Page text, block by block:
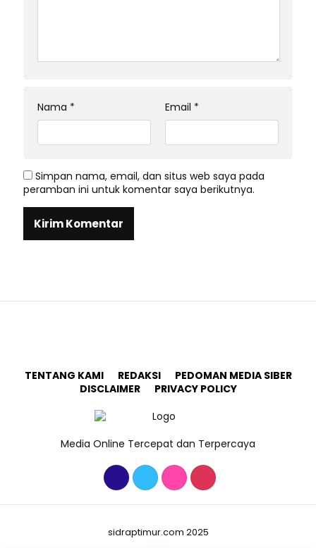
Nama * Email *
Simpan nama, email, dan situs web saya pada
peramban ini untuk komentar saya berikutnya.
TENTANG KAMI REDAKSI
PEDOMAN MEDIA SIBER
DISCLAIMER
PRIVACY POLICY
Media Online Tercepat dan Terpercaya
sidraptimur.com 2025